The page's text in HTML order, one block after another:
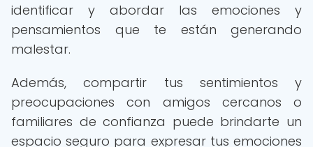
identificar y abordar las emociones y
pensamientos que te están generando
malestar.
Además, compartir tus sentimientos y
preocupaciones con amigos cercanos o
familiares de confianza puede brindarte un
espacio seguro para expresar tus emociones